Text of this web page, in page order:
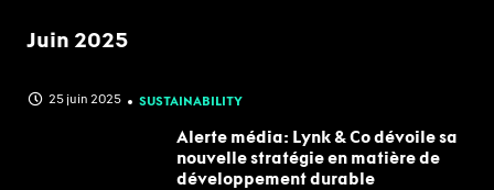
Juin 2025
25 juin 2025 SUSTAINABILITY
Alerte média: Lynk & Co dévoile sa
nouvelle stratégie en matière de
développement durable